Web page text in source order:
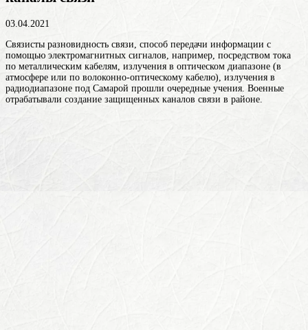
03.04.2021
Связисты разновидность связи, способ передачи информации с
помощью электромагнитных сигналов, например, посредством тока
по металлическим кабелям, излучения в оптическом диапазоне (в
атмосфере или по волоконно-оптическому кабелю), излучения в
радиодиапазоне под Самарой прошли очередные учения. Военные
отрабатывали создание защищенных каналов связи в районе.